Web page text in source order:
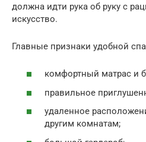
должна идти рука об руку с
искусство.
Главные признаки удобной
комфортный матрас и
правильное
удаленное
другим комнатам;